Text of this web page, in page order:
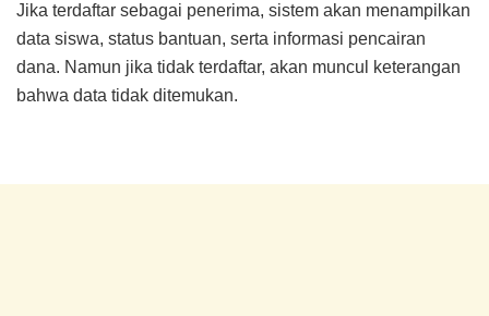
Jika terdaftar sebagai penerima, sistem akan menampilkan
data siswa, status bantuan, serta informasi pencairan
dana. Namun jika tidak terdaftar, akan muncul keterangan
bahwa data tidak ditemukan.